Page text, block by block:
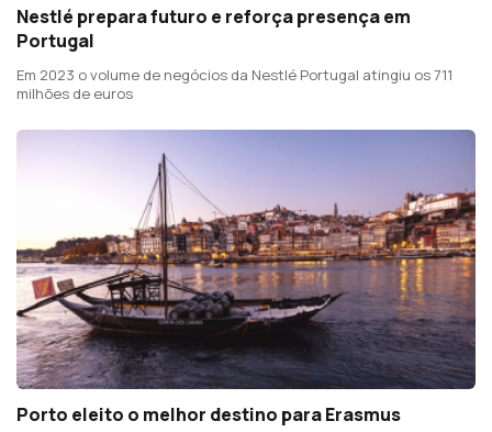
Nestlé prepara futuro e reforça presença em
Portugal
Em 2023 o volume de negócios da Nestlé Portugal atingiu os 711
milhões de euros
Porto eleito o melhor destino para Erasmus